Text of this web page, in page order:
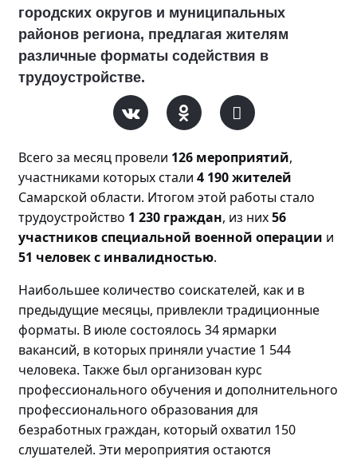
городских округов и муниципальных
районов региона, предлагая жителям
различные форматы содействия в
трудоустройстве.
Всего за месяц провели 126 мероприятий,
участниками которых стали 4 190 жителей
Самарской области. Итогом этой работы стало
трудоустройство 1 230 граждан, из них56
участников специальной военной операции и
51 человек с инвалидностью.
Наибольшее количество соискателей, как и в
предыдущие месяцы, привлекли традиционные
форматы. В июле состоялось 34 ярмарки
вакансий, в которых приняли участие 1 544
человека. Также был организован курс
профессионального обучения и дополнительного
профессионального образования для
безработных граждан, который охватил 150
слушателей. Эти мероприятия остаются